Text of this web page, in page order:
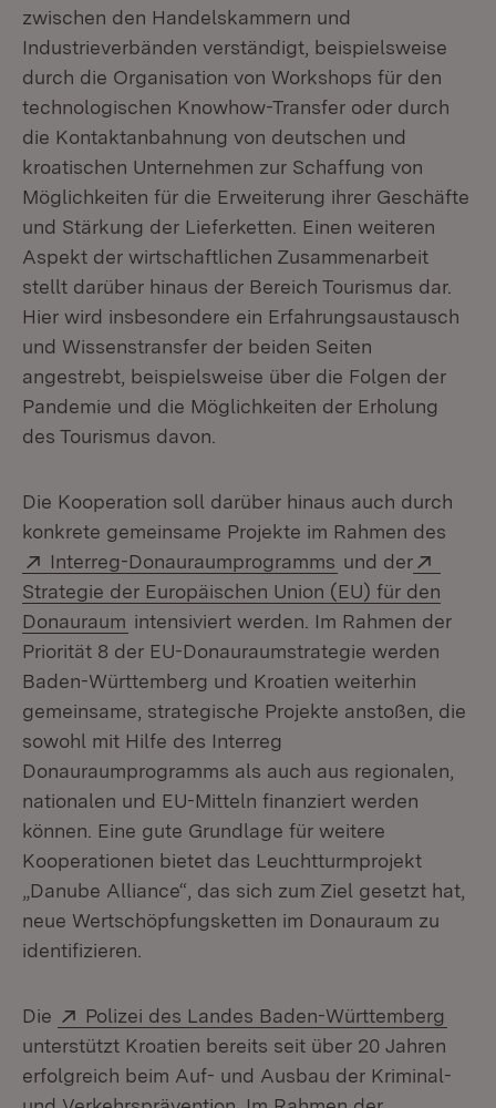
zwischen den Handelskammern und
Industrieverbänden verständigt, beispielsweise
durch die Organisation von Workshops für den
technologischen Knowhow-Transfer oder durch
die Kontaktanbahnung von deutschen und
kroatischen Unternehmen zur Schaffung von
Möglichkeiten für die Erweiterung ihrer Geschäfte
und Stärkung der Lieferketten. Einen weiteren
Aspekt der wirtschaftlichen Zusammenarbeit
stellt darüber hinaus der Bereich Tourismus dar.
Hier wird insbesondere ein Erfahrungsaustausch
und Wissenstransfer der beiden Seiten
angestrebt, beispielsweise über die Folgen der
Pandemie und die Möglichkeiten der Erholung
des Tourismus davon.
Die Kooperation soll darüber hinaus auch durch
konkrete gemeinsame Projekte im Rahmen des
Extern:
Interreg-Donauraumprogramms (Öffnet in neuem
und der
Strategie der Europäischen Union (EU) für den
Donauraum (Öffnet in neuem Fenster)
intensiviert werden. Im Rahmen der
Priorität 8 der EU-Donauraumstrategie werden
Baden-Württemberg und Kroatien weiterhin
gemeinsame, strategische Projekte anstoßen, die
sowohl mit Hilfe des Interreg
Donauraumprogramms als auch aus regionalen,
nationalen und EU-Mitteln finanziert werden
können. Eine gute Grundlage für weitere
Kooperationen bietet das Leuchtturmprojekt
„Danube Alliance“, das sich zum Ziel gesetzt hat,
neue Wertschöpfungsketten im Donauraum zu
identifizieren.
Die Extern:
Polizei des Landes Baden-Württemberg
unterstützt Kroatien bereits seit über 20 Jahren
erfolgreich beim Auf- und Ausbau der Kriminal-